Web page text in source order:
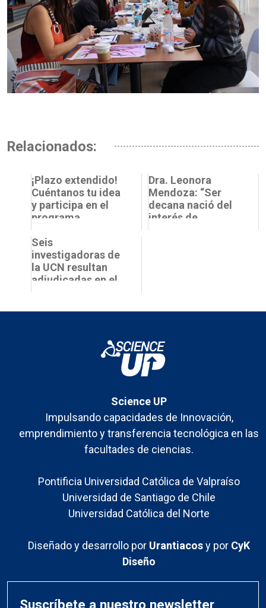
Relacionados:
¡Plazo extendido!
Cuéntanos tu idea
y participa en el
programa
Science Up
Dra. Leonora
Mendoza: “Ser
decana nació del
interés de
Seis
investigadoras de
la UCN resultan
adjudicadas en el
Science UP
Impulsando capacidades de Innovación,
emprendimiento y transferencia tecnológica en las
facultades de ciencias.
Pontificia Universidad Católica de Valpraíso
Universidad de Santiago de Chile
Universidad Católica del Norte
Diseñado y desarrollo por Urantiacosy por CyK
Diseño
Suscríbete a nuestro newsletter